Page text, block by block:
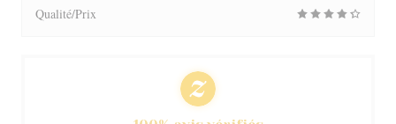
Qualité/Prix